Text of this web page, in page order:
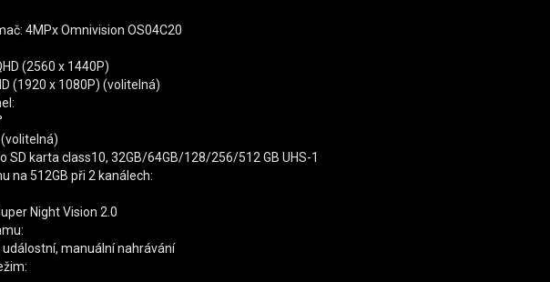
4MPx Omnivision OS04C20
(2560 x 1440P)
(1920 x 1080P) (volitelná)
(volitelná)
SD karta class10, 32GB/64GB/128/256/512 GB UHS-1
na 512GB při 2 kanálech:
Night Vision 2.0
manuální nahrávání